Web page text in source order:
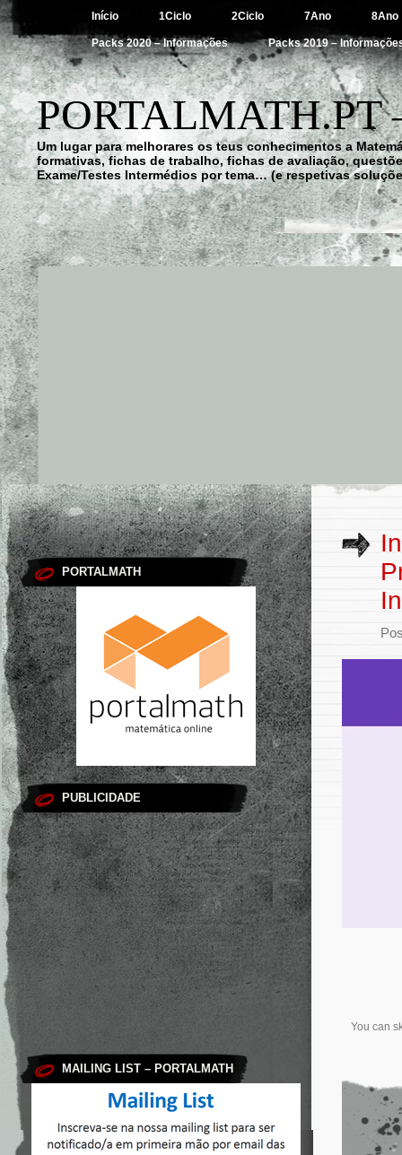
Início 1Ciclo 2Ciclo 7Ano 8Ano
Packs 2020 – Informações Packs 2019 –
Um lugar para melhorares os teus conhecimentos a
formativas, fichas de trabalho, fichas de avaliação,
Exame/Testes Intermédios por tema… (e respetivas
PORTALMATH
PUBLICIDADE
MAILING LIST – PORTALMATH
You can